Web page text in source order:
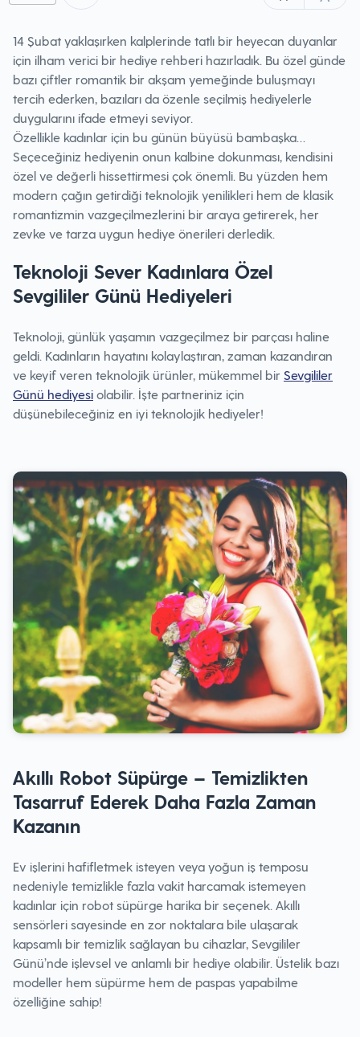
14 Şubat yaklaşırken kalplerinde tatlı bir heyecan duyanlar
için ilham verici bir hediye rehberi hazırladık. Bu özel günde
bazı çiftler romantik bir akşam yemeğinde buluşmayı
tercih ederken, bazıları da özenle seçilmiş hediyelerle
duygularını ifade etmeyi seviyor.
Özellikle kadınlar için bu günün büyüsü bambaşka…
Seçeceğiniz hediyenin onun kalbine dokunması, kendisini
özel ve değerli hissettirmesi çok önemli. Bu yüzden hem
modern çağın getirdiği teknolojik yenilikleri hem de klasik
romantizmin vazgeçilmezlerini bir araya getirerek, her
zevke ve tarza uygun hediye önerileri derledik.
Teknoloji Sever Kadınlara Özel
Sevgililer Günü Hediyeleri
Teknoloji, günlük yaşamın vazgeçilmez bir parçası haline
geldi. Kadınların hayatını kolaylaştıran, zaman kazandıran
ve keyif veren teknolojik ürünler, mükemmel bir Sevgililer
Günü hediyesi olabilir. İşte partneriniz için
düşünebileceğiniz en iyi teknolojik hediyeler!
Akıllı Robot Süpürge – Temizlikten
Tasarruf Ederek Daha Fazla Zaman
Kazanın
Ev işlerini hafifletmek isteyen veya yoğun iş temposu
nedeniyle temizlikle fazla vakit harcamak istemeyen
kadınlar için robot süpürge harika bir seçenek. Akıllı
sensörleri sayesinde en zor noktalara bile ulaşarak
kapsamlı bir temizlik sağlayan bu cihazlar, Sevgililer
Günü’nde işlevsel ve anlamlı bir hediye olabilir. Üstelik bazı
modeller hem süpürme hem de paspas yapabilme
özelliğine sahip!